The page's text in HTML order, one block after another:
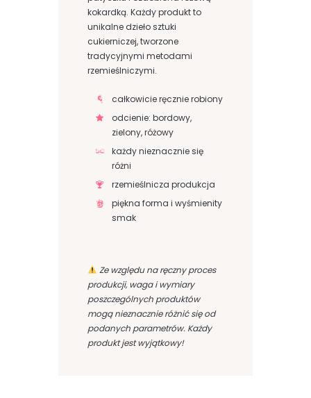
kokardką. Każdy produkt to
unikalne dzieło sztuki
cukierniczej, tworzone
tradycyjnymi metodami
rzemieślniczymi.
całkowicie ręcznie robiony
odcienie: bordowy,
zielony, różowy
każdy nieznacznie się
różni
rzemieślnicza produkcja
piękna forma i wyśmienity
smak
Ze względu na ręczny proces
produkcji, waga i wymiary
poszczególnych produktów
mogą nieznacznie różnić się od
podanych parametrów. Każdy
produkt jest wyjątkowy!